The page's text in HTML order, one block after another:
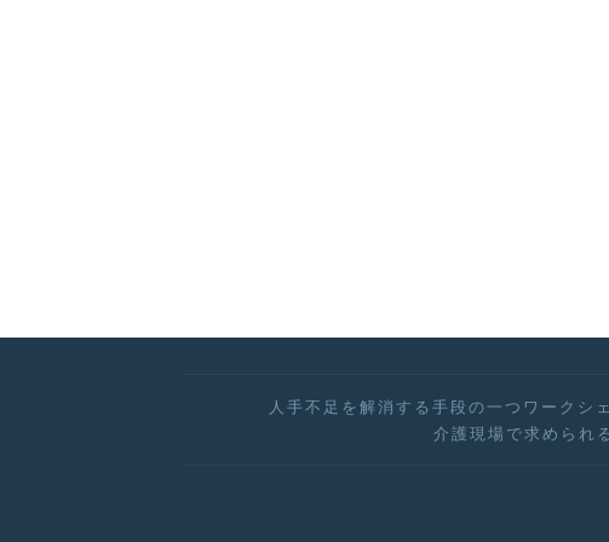
人手不足を解消する手段の一つワークシ
介護現場で求められ